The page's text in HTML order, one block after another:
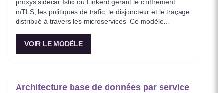
proxys sidecar Istio ou Linkerd gérant le chiffrement
mTLS, les politiques de trafic, le disjoncteur et le traçage
distribué à travers les microservices. Ce modèle
préoccupations réseau du code applicatif, permettant
VOIR LE MODÈLE
Architecture base de données par service